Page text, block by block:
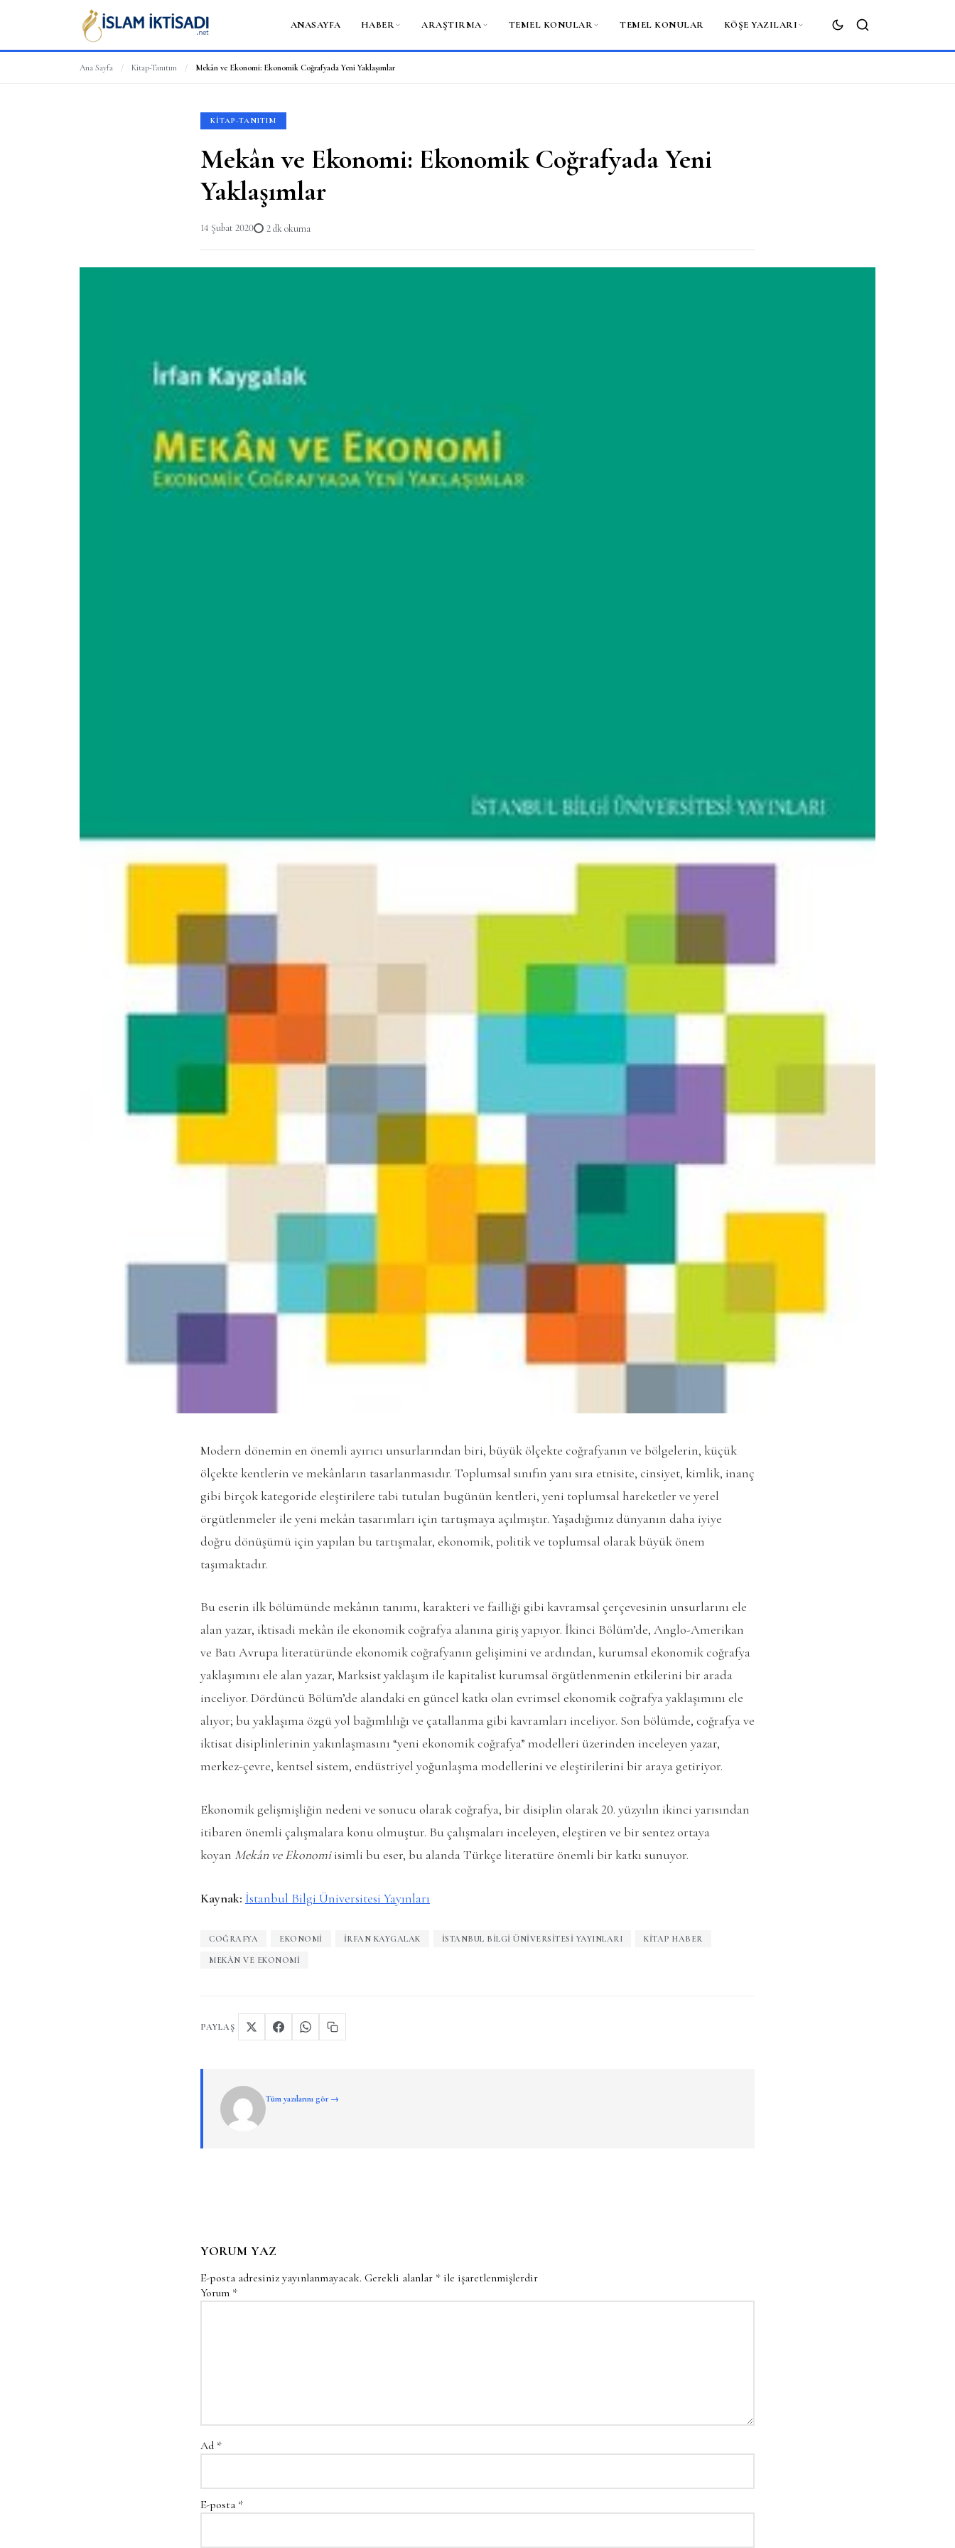
ANASAYFA HABER ARAŞTIRMA TEMEL KONULAR TEMEL KONULAR KÖŞE YAZILARI
ARA
Ana Sayfa / Kitap-Tanıtım / Mekân ve Ekonomi: Ekonomik Coğrafyada Yeni Yaklaşımlar
KITAP-TANITIM
Mekân ve Ekonomi: Ekonomik Coğrafyada Yeni
Yaklaşımlar
14 Şubat 2020 2 dk okuma
Modern dönemin en önemli ayırıcı unsurlarından biri, büyük ölçekte coğrafyanın ve bölgelerin, küçük
ölçekte kentlerin ve mekânların tasarlanmasıdır. Toplumsal sınıfın yanı sıra etnisite, cinsiyet, kimlik, inanç
gibi birçok kategoride eleştirilere tabi tutulan bugünün kentleri, yeni toplumsal hareketler ve yerel
örgütlenmeler ile yeni mekân tasarımları için tartışmaya açılmıştır. Yaşadığımız dünyanın daha iyiye
doğru dönüşümü için yapılan bu tartışmalar, ekonomik, politik ve toplumsal olarak büyük önem
taşımaktadır.
Bu eserin ilk bölümünde mekânın tanımı, karakteri ve failliği gibi kavramsal çerçevesinin unsurlarını ele
alan yazar, iktisadi mekân ile ekonomik coğrafya alanına giriş yapıyor. İkinci Bölüm’de, Anglo-Amerikan
ve Batı Avrupa literatüründe ekonomik coğrafyanın gelişimini ve ardından, kurumsal ekonomik coğrafya
yaklaşımını ele alan yazar, Marksist yaklaşım ile kapitalist kurumsal örgütlenmenin etkilerini bir arada
inceliyor. Dördüncü Bölüm’de alandaki en güncel katkı olan evrimsel ekonomik coğrafya yaklaşımını ele
alıyor; bu yaklaşıma özgü yol bağımlılığı ve çatallanma gibi kavramları inceliyor. Son bölümde, coğrafya ve
iktisat disiplinlerinin yakınlaşmasını “yeni ekonomik coğrafya” modelleri üzerinden inceleyen yazar,
merkez-çevre, kentsel sistem, endüstriyel yoğunlaşma modellerini ve eleştirilerini bir araya getiriyor.
Ekonomik gelişmişliğin nedeni ve sonucu olarak coğrafya, bir disiplin olarak 20. yüzyılın ikinci yarısından
itibaren önemli çalışmalara konu olmuştur. Bu çalışmaları inceleyen, eleştiren ve bir sentez ortaya
koyan Mekân ve Ekonomiisimli bu eser, bu alanda Türkçe literatüre önemli bir katkı sunuyor.
Kaynak: İstanbul Bilgi Üniversitesi Yayınları
COĞRAFYA EKONOMI İRFAN KAYGALAK İSTANBUL BILGI ÜNIVERSITESI YAYINLARI KITAP HABER
MEKÂN VE EKONOMI
PAYLAŞ
Tüm yazılarını gör →
YORUM YAZ
E-posta adresiniz yayınlanmayacak. Gerekli alanlar * ile işaretlenmişlerdir
Yorum *
Ad *
E-posta *